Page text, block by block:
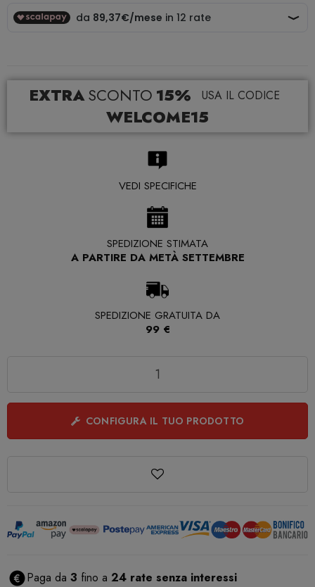
EXTRA SCONTO 15% USA IL CODICE
WELCOME15
VEDI SPECIFICHE
SPEDIZIONE STIMATA
A PARTIRE DA METÀ SETTEMBRE
SPEDIZIONE GRATUITA DA
99 €
CONFIGURA IL TUO PRODOTTO
Paga da 3 fino a 24 rate senza interessi